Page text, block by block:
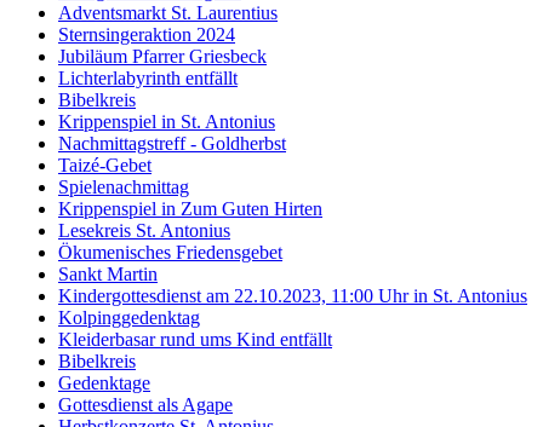
Adventsmarkt St. Laurentius
Sternsingeraktion 2024
Jubiläum Pfarrer Griesbeck
Lichterlabyrinth entfällt
Bibelkreis
Krippenspiel in St. Antonius
Nachmittagstreff - Goldherbst
Taizé-Gebet
Spielenachmittag
Krippenspiel in Zum Guten Hirten
Lesekreis St. Antonius
Ökumenisches Friedensgebet
Sankt Martin
Kindergottesdienst am 22.10.2023, 11:00 Uhr in St. Antonius
Kolpinggedenktag
Kleiderbasar rund ums Kind entfällt
Bibelkreis
Gedenktage
Gottesdienst als Agape